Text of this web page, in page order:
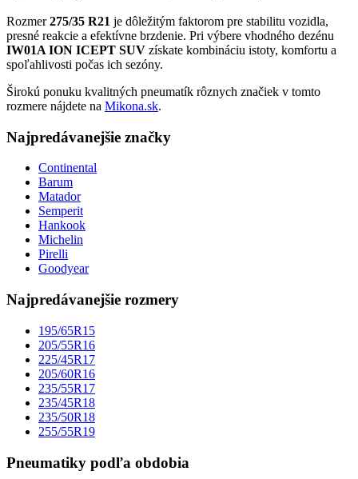
Rozmer275/35 R21 je dôležitým faktorom pre stabilitu vozidla,
presné reakcie a efektívne brzdenie. Pri výbere vhodného dezénu
IW01A ION ICEPT SUV získate kombináciu istoty, komfortu a
spoľahlivosti počas ich sezóny.
Širokú ponuku kvalitných pneumatík rôznych značiek v tomto
rozmere nájdete na Mikona.sk.
Najpredávanejšie značky
Continental
Barum
Matador
Semperit
Hankook
Michelin
Pirelli
Goodyear
Najpredávanejšie rozmery
195/65R15
205/55R16
225/45R17
205/60R16
235/55R17
235/45R18
235/50R18
255/55R19
Pneumatiky podľa obdobia